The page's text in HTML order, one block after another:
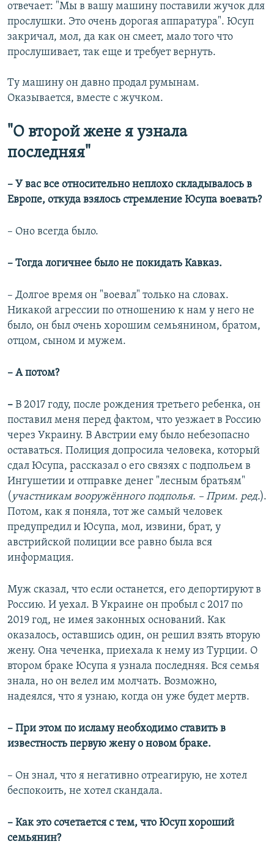
отвечает: "Мы в вашу машину поставили жучок для
прослушки. Это очень дорогая аппаратура". Юсуп
закричал, мол, да как он смеет, мало того что
прослушивает, так еще и требует вернуть.
Ту машину он давно продал румынам.
Оказывается, вместе с жучком.
"О второй жене я узнала
последняя"
– У вас все относительно неплохо складывалось в
Европе, откуда взялось стремление Юсупа воевать?
– Оно всегда было.
– Тогда логичнее было не покидать Кавказ.
– Долгое время он "воевал" только на словах.
Никакой агрессии по отношению к нам у него не
было, он был очень хорошим семьянином, братом,
отцом, сыном и мужем.
– А потом?
– В 2017 году, после рождения третьего ребенка, он
поставил меня перед фактом, что уезжает в Россию
через Украину. В Австрии ему было небезопасно
оставаться. Полиция допросила человека, который
сдал Юсупа, рассказал о его связях с подпольем в
Ингушетии и отправке денег "лесным братьям"
( участникам вооружённого подполья. – Прим. ред.).
Потом, как я поняла, тот же самый человек
предупредил и Юсупа, мол, извини, брат, у
австрийской полиции все равно была вся
информация.
Муж сказал, что если останется, его депортируют в
Россию. И уехал. В Украине он пробыл с 2017 по
2019 год, не имея законных оснований. Как
оказалось, оставшись один, он решил взять вторую
жену. Она чеченка, приехала к нему из Турции. О
втором браке Юсупа я узнала последняя. Вся семья
знала, но он велел им молчать. Возможно,
надеялся, что я узнаю, когда он уже будет мертв.
– При этом по исламу необходимо ставить в
известность первую жену о новом браке.
– Он знал, что я негативно отреагирую, не хотел
беспокоить, не хотел скандала.
– Как это сочетается с тем, что Юсуп хороший
семьянин?